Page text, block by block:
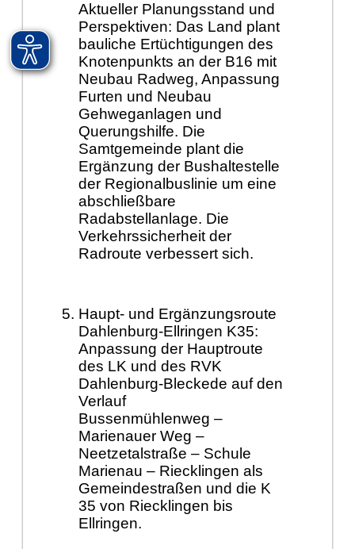
Aktueller Planungsstand und
Perspektiven: Das Land plant
bauliche Ertüchtigungen des
Knotenpunkts an der B16 mit
Neubau Radweg, Anpassung
Furten und Neubau
Gehweganlagen und
Querungshilfe. Die
Samtgemeinde plant die
Ergänzung der Bushaltestelle
der Regionalbuslinie um eine
abschließbare
Radabstellanlage. Die
Verkehrssicherheit der
Radroute verbessert sich.
Haupt- und Ergänzungsroute
Dahlenburg-Ellringen K35:
Anpassung der Hauptroute
des LK und des RVK
Dahlenburg-Bleckede auf den
Verlauf
Bussenmühlenweg –
Marienauer Weg –
Neetzetalstraße – Schule
Marienau – Riecklingen als
Gemeindestraßen und die K
35 von Riecklingen bis
Ellringen.